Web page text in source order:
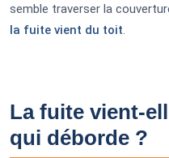
semble traverser la
la fuite vient du toit.
La fuite vient-
qui déborde ?